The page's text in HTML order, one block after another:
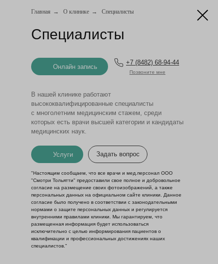
Главная → О клинике → Специалисты
Специалисты
Онлайн запись
Позвоните мне
+7 (8482) 68-94-44
Онлайн запись
В нашей клинике работают
высококвалифицированные специалисты
с многолетним медицинским стажем, среди
которых есть врачи высшей категории и кандидаты
медицинских наук.
Задать вопрос
Услуги
"Настоящим сообщаем, что все врачи и мед.персонал ООО
"Смотри Тольятти" предоставили свое полное и добровольное
согласие на размещение своих фотоизображений, а также
персональных данных на официальном сайте клиники. Данное
согласие было получено в соответствии с законодательными
нормами о защите персональных данных и регулируется
внутренними правилами клиники. Мы гарантируем, что
размещенная информация будет использоваться
исключительно с целью информирования пациентов о
квалификации и профессиональных достижениях наших
специалистов."